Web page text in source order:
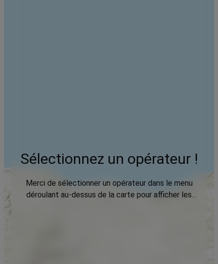
Sélectionnez un opérateur !
Merci de sélectionner un opérateur dans le menu
déroulant au-dessus de la carte pour afficher les